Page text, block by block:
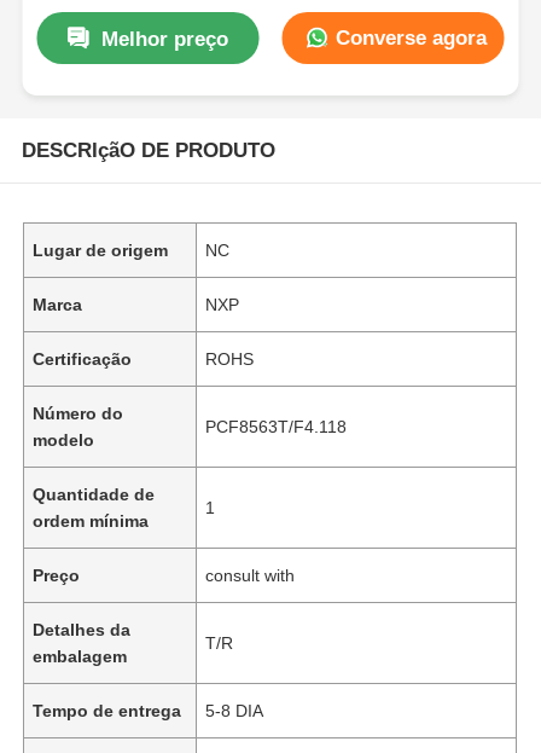
Melhor preço Converse agora
DESCRIçãO DE PRODUTO
Lugar de origem NC
Marca NXP
Certificação ROHS
Número do
modelo
PCF8563T/F4.118
Quantidade de
ordem mínima
1
Preço consult with
Detalhes da
embalagem
T/R
Tempo de entrega 5-8 DIA